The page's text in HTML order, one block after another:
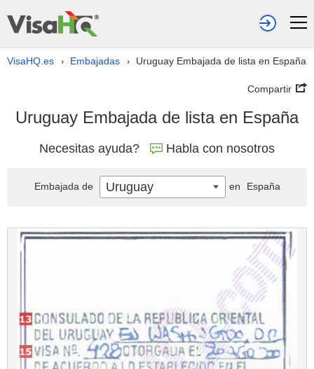
VisaHQ.es › Embajadas › Uruguay Embajada de lista en España
Compartir
Uruguay Embajada de lista en España
Necesitas ayuda? Habla con nosotros
Embajada de Uruguay en España